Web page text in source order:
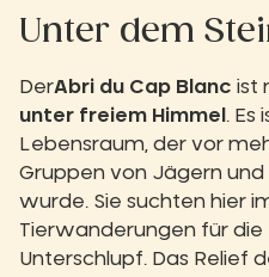
Unter dem
DerAbri du Cap Blanc ist
unter freiem Himmel . Es
Lebensraum, der vor
Gruppen von Jägern
wurde. Sie suchten hier
Tierwanderungen für die
Unterschlupf. Das Relief